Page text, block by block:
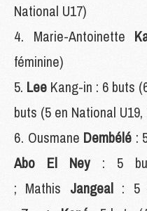
National U17)
Marie-Antoinette
féminine)
Lee Kang-in : 6 buts
buts (5 en National
Ousmane Dembélé :
Abo El Ney: 5
; Mathis Jangeal : 5